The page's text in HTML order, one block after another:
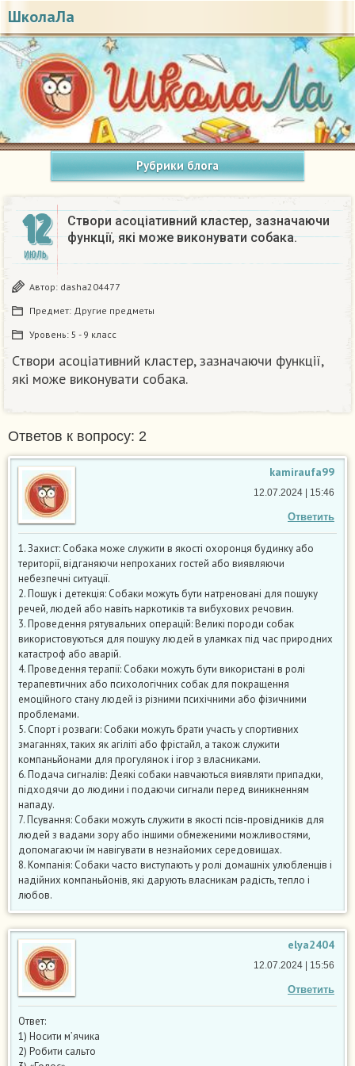
ШколаЛа
Рубрики блога
12
ИЮЛЬ
Створи асоціативний кластер, зазначаючи
функції, які може виконувати собака.
Автор: dasha204477
Предмет: Другие предметы
Уровень: 5 - 9 класс
Створи асоціативний кластер, зазначаючи функції,
які може виконувати собака.
Ответов к вопросу: 2
kamiraufa99
Ответить
12.07.2024 | 15:46
1. Захист: Собака може служити в якості охоронця будинку або
території, відганяючи непроханих гостей або виявляючи
небезпечні ситуації.
2. Пошук і детекція: Собаки можуть бути натреновані для пошуку
речей, людей або навіть наркотиків та вибухових речовин.
3. Проведення рятувальних операцій: Великі породи собак
використовуються для пошуку людей в уламках під час природних
катастроф або аварій.
4. Проведення терапії: Собаки можуть бути використані в ролі
терапевтичних або психологічних собак для покращення
емоційного стану людей із різними психічними або фізичними
проблемами.
5. Спорт і розваги: Собаки можуть брати участь у спортивних
змаганнях, таких як агіліті або фрістайл, а також служити
компаньйонами для прогулянок і ігор з власниками.
6. Подача сигналів: Деякі собаки навчаються виявляти припадки,
підходячи до людини і подаючи сигнали перед виникненням
нападу.
7. Псування: Собаки можуть служити в якості псів-провідників для
людей з вадами зору або іншими обмеженими можливостями,
допомагаючи їм навігувати в незнайомих середовищах.
8. Компанія: Собаки часто виступають у ролі домашніх улюбленців і
надійних компаньйонів, які дарують власникам радість, тепло і
любов.
elya2404
Ответить
12.07.2024 | 15:56
Ответ:
1) Носити м’ячика
2) Робити сальто